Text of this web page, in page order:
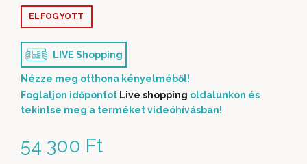
54 300 Ft
ELFOGYOTT
LIVE Shopping
Nézze meg otthona kényelméből!
Foglaljon időpontot Live shopping oldalunkon és
tekintse meg a terméket videóhívásban!